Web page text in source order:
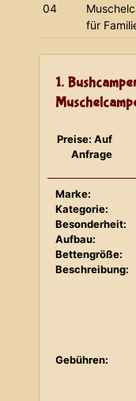
04
für
1.
Preise: Auf
Anfrage
Marke:
Kategorie:
Besonderheit:
Aufbau:
Bettengröße:
Beschreibung:
Gebühren: